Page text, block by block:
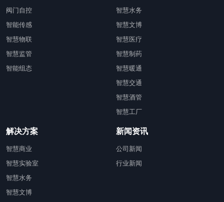
阀门自控
智能传感
智慧物联
智慧监管
智能组态
智慧水务
智慧文博
智慧医疗
智慧制药
智慧暖通
智慧交通
智慧酒管
智慧工厂
解决方案
智慧商业
智慧实验室
智慧水务
智慧文博
新闻资讯
公司新闻
行业新闻